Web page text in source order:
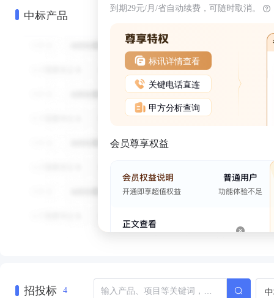
中标产品 到期29元/月/省自动续费，可随时取消。
标讯详情查看
关键电话直连
甲方分析查询
会员尊享权益
招投标 4